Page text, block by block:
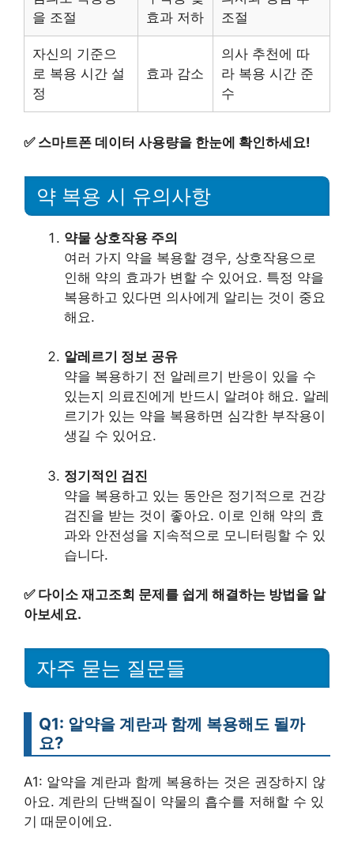
을 조절
효과 저하
조절
자신의 기준으
로 복용 시간 설
정
효과 감소
의사 추천에 따
라 복용 시간 준
수
✅ 스마트폰 데이터 사용량을 한눈에 확인하세요!
약 복용 시 유의사항
약물 상호작용 주의
여러 가지 약을 복용할 경우, 상호작용으로
인해 약의 효과가 변할 수 있어요. 특정 약을
복용하고 있다면 의사에게 알리는 것이 중요
해요.
알레르기 정보 공유
약을 복용하기 전 알레르기 반응이 있을 수
있는지 의료진에게 반드시 알려야 해요. 알레
르기가 있는 약을 복용하면 심각한 부작용이
생길 수 있어요.
정기적인 검진
약을 복용하고 있는 동안은 정기적으로 건강
검진을 받는 것이 좋아요. 이로 인해 약의 효
과와 안전성을 지속적으로 모니터링할 수 있
습니다.
✅ 다이소 재고조회 문제를 쉽게 해결하는 방법을 알
아보세요.
자주 묻는 질문들
Q1: 알약을 계란과 함께 복용해도 될까
요?
A1: 알약을 계란과 함께 복용하는 것은 권장하지 않
아요. 계란의 단백질이 약물의 흡수를 저해할 수 있
기 때문이에요.